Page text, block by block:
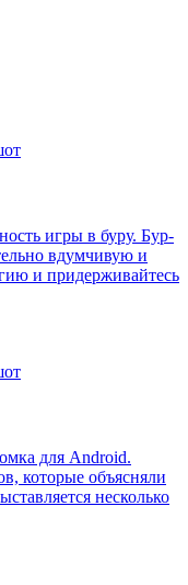
игры в буру. Бур-
вдумчивую и
и придерживайтесь
для Android.
которые объясняли
несколько